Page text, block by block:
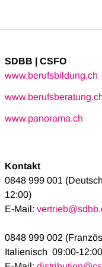
SDBB | CSFO
www.berufsbildung.ch
www.panorama.ch
Kontakt
0848 999 001
12:00)
E-Mail:
0848 999 002
Italienisch 09:00-